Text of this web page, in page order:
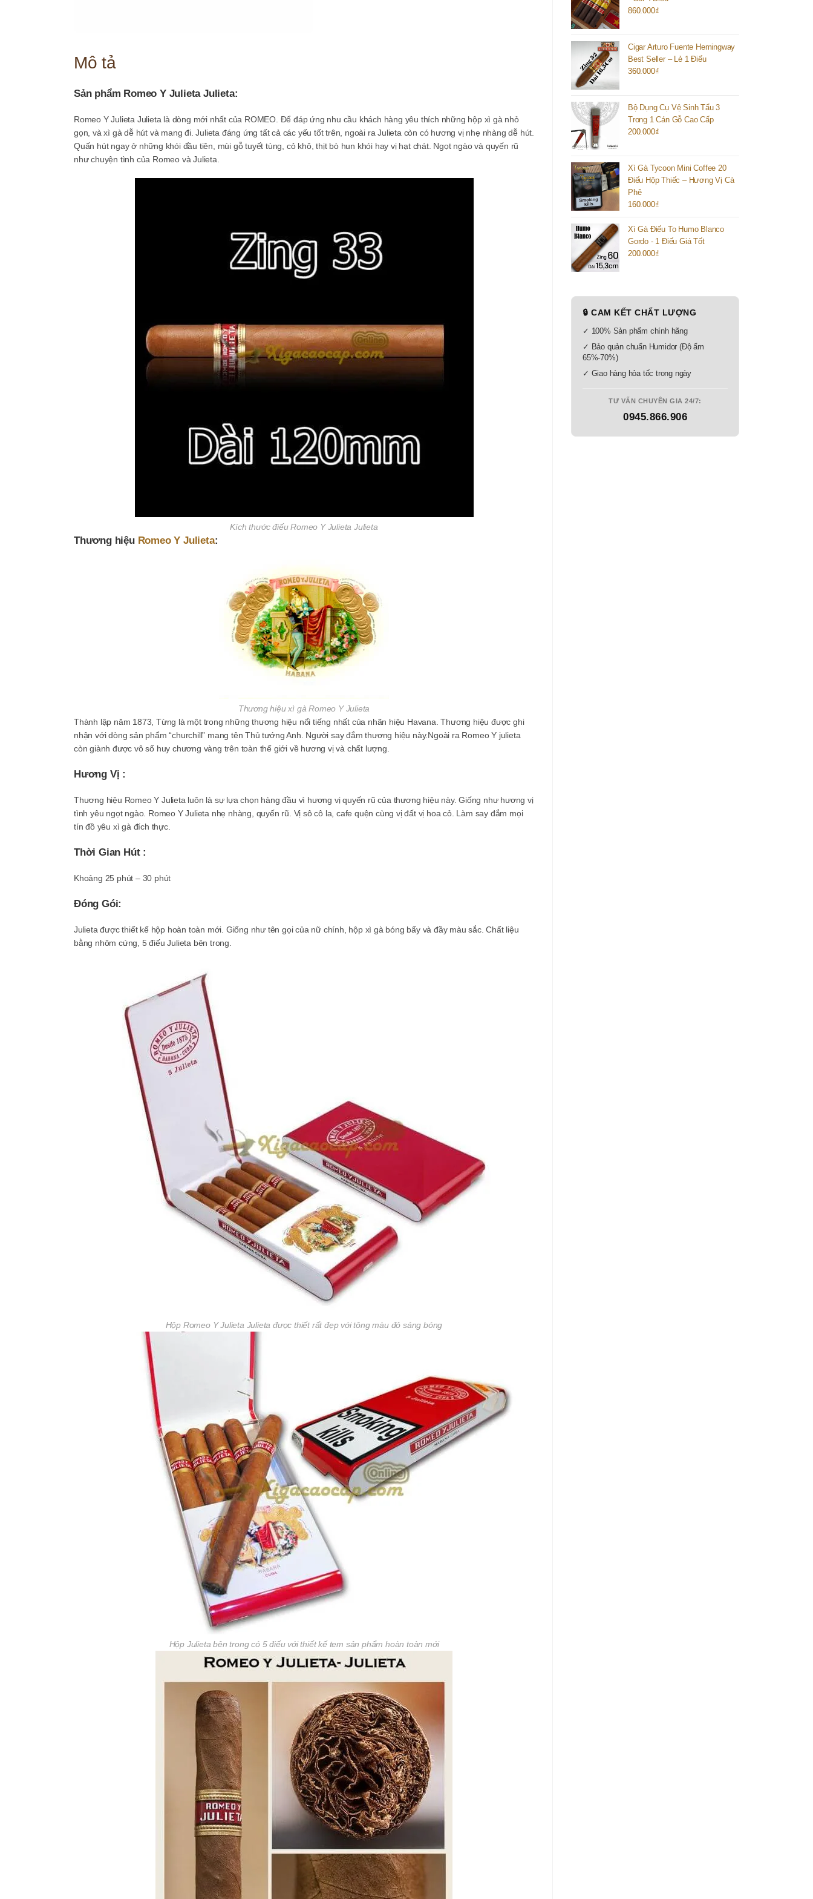
Mô tả
Sản phẩm Romeo Y Julieta Julieta:
Romeo Y Julieta Julieta là dòng mới nhất của ROMEO. Để đáp ứng nhu cầu khách hàng yêu thích những hộp xì gà nhỏ
gọn, và xì gà dễ hút và mang đi. Julieta đáng ứng tất cả các yếu tốt trên, ngoài ra Julieta còn có hương vị nhẹ nhàng dễ hút.
Quấn hút ngay ở những khói đầu tiên, mùi gỗ tuyết tùng, cỏ khô, thịt bò hun khói hay vị hạt chát. Ngọt ngào và quyến rũ
như chuyện tình của Romeo và Julieta.
Kích thước điếu Romeo Y Julieta Julieta
Thương hiệu Romeo Y Julieta:
Thương hiệu xì gà Romeo Y Julieta
Thành lập năm 1873, Từng là một trong những thương hiệu nổi tiếng nhất của nhãn hiệu Havana. Thương hiệu được ghi
nhận với dòng sản phẩm “churchill” mang tên Thủ tướng Anh. Người say đắm thương hiệu này.Ngoài ra Romeo Y julieta
còn giành được vô số huy chương vàng trên toàn thế giới về hương vị và chất lượng.
Hương Vị :
Thương hiệu Romeo Y Julieta luôn là sự lựa chọn hàng đầu vì hương vị quyến rũ của thương hiệu này. Giống như hương vị
tình yêu ngọt ngào. Romeo Y Julieta nhẹ nhàng, quyến rũ. Vị sô cô la, cafe quện cùng vị đất vị hoa cỏ. Làm say đắm mọi
tín đồ yêu xì gà đích thực.
Thời Gian Hút :
Khoảng 25 phút – 30 phút
Đóng Gói:
Julieta được thiết kế hộp hoàn toàn mới. Giống như tên gọi của nữ chính, hộp xì gà bóng bẩy và đầy màu sắc. Chất liệu
bằng nhôm cứng, 5 điếu Julieta bên trong.
Hộp Romeo Y Julieta Julieta được thiết rất đẹp với tông màu đỏ sáng bóng
Hộp Julieta bên trong có 5 điếu với thiết kế tem sản phẩm hoàn toàn mới
860.000₫
Cigar Arturo Fuente Hemingway
Best Seller – Lẻ 1 Điếu
360.000₫
Bộ Dụng Cụ Vệ Sinh Tẩu 3
Trong 1 Cán Gỗ Cao Cấp
200.000₫
Xì Gà Tycoon Mini Coffee 20
Điếu Hộp Thiếc – Hương Vị Cà
Phê
160.000₫
Xì Gà Điếu To Humo Blanco
Gordo - 1 Điếu Giá Tốt
200.000₫
🔒 CAM KẾT CHẤT LƯỢNG
✓ 100% Sản phẩm chính hãng
✓ Bảo quản chuẩn Humidor (Độ ẩm
65%-70%)
✓ Giao hàng hỏa tốc trong ngày
TƯ VẤN CHUYÊN GIA 24/7:
0945.866.906